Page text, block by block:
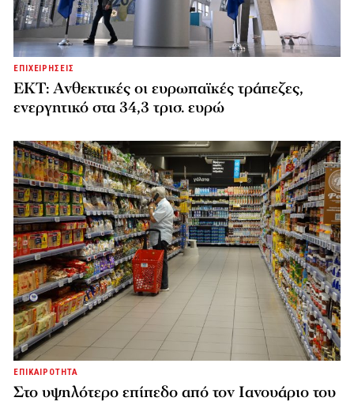
ΕΠΙΧΕΙΡΗΣΕΙΣ
ΕΚΤ: Ανθεκτικές οι ευρωπαϊκές τράπεζες,
ενεργητικό στα 34,3 τρισ. ευρώ
ΕΠΙΚΑΙΡΟΤΗΤΑ
Στο υψηλότερο επίπεδο από τον Ιανουάριο του